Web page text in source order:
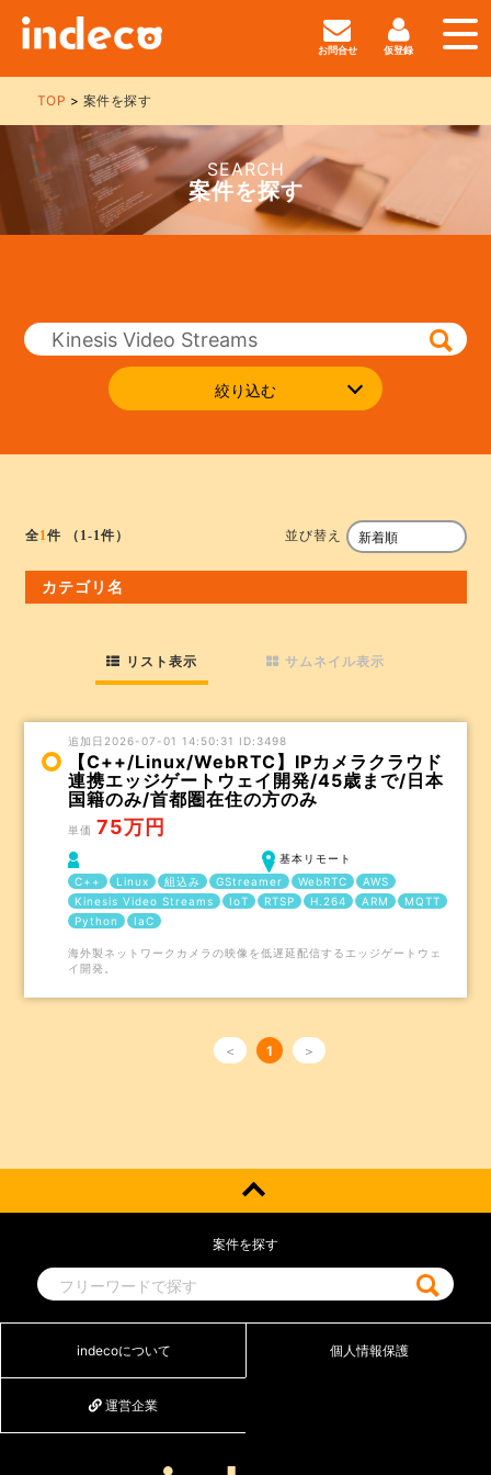
お問合せ 仮登録
TOP 案件を探す
SEARCH
案件を探す
絞り込む
全1件 （1-1件） 並び替え
カテゴリ名
リスト表示 サムネイル表示
追加日2026-07-01 14:50:31 ID:3498
【C++/Linux/WebRTC】IPカメラクラウド
連携エッジゲートウェイ開発/45歳まで/日本
国籍のみ/首都圏在住の方のみ
単価 75万円
基本リモート
C++
Linux 組込み GStreamer WebRTC
AWS
Kinesis Video Streams
IoT RTSP H.264 ARM
MQTT
Python
IaC
海外製ネットワークカメラの映像を低遅延配信するエッジゲートウェ
イ開発。
＜ 1 ＞
案件を探す
indecoについて 個人情報保護
運営企業